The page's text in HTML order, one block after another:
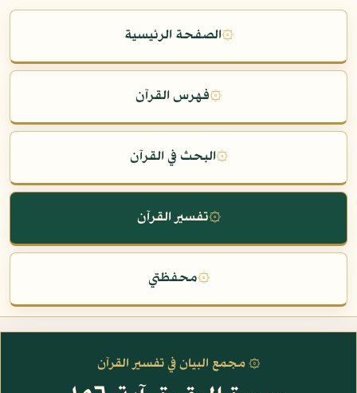
۞الصفحة الرئيسية
۞فهرس القرآن
۞البحث في القرآن
۞تفسير القرآن
۞محفظتي
۞ مجمع البيان في تفسير القرآن